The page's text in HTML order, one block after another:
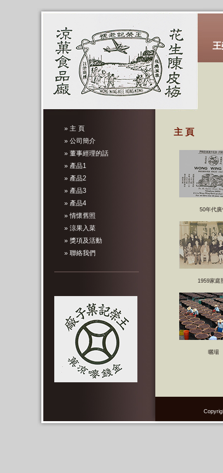
» 主 頁
» 公司簡介
» 董事經理的話
» 產品1
» 產品2
» 產品3
» 產品4
» 情懷舊照
» 涼果入菜
» 獎項及活動
» 聯絡我們
主 頁
50年代廣
1959家庭
曬場